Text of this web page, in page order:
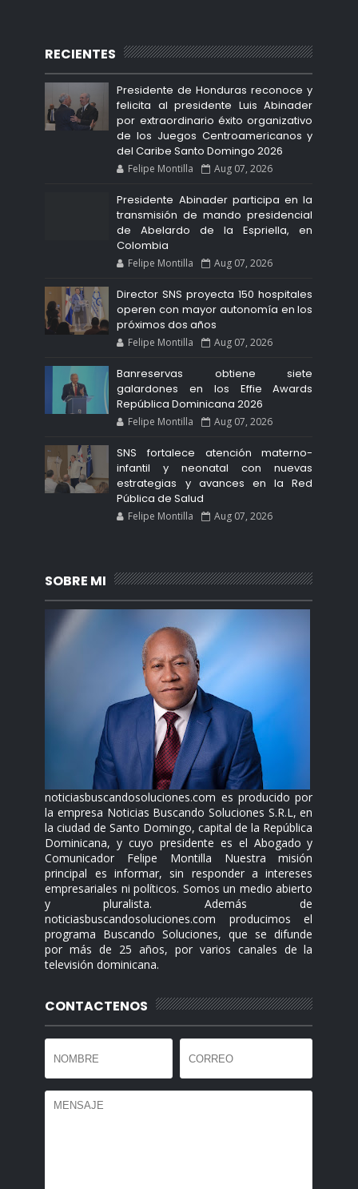
RECIENTES
Presidente de Honduras reconoce y
felicita al presidente Luis Abinader
por extraordinario éxito organizativo
de los Juegos Centroamericanos y
del Caribe Santo Domingo 2026
Felipe Montilla Aug 07, 2026
Presidente Abinader participa en la
transmisión de mando presidencial
de Abelardo de la Espriella, en
Colombia
Felipe Montilla Aug 07, 2026
Director SNS proyecta 150 hospitales
operen con mayor autonomía en los
próximos dos años
Felipe Montilla Aug 07, 2026
Banreservas obtiene siete
galardones en los Effie Awards
República Dominicana 2026
Felipe Montilla Aug 07, 2026
SNS fortalece atención materno-
infantil y neonatal con nuevas
estrategias y avances en la Red
Pública de Salud
Felipe Montilla Aug 07, 2026
SOBRE MI
noticiasbuscandosoluciones.com es producido por
la empresa Noticias Buscando Soluciones S.R.L, en
la ciudad de Santo Domingo, capital de la República
Dominicana, y cuyo presidente es el Abogado y
Comunicador Felipe Montilla Nuestra misión
principal es informar, sin responder a intereses
empresariales ni políticos. Somos un medio abierto
y pluralista. Además de
noticiasbuscandosoluciones.com producimos el
programa Buscando Soluciones, que se difunde
por más de 25 años, por varios canales de la
televisión dominicana.
CONTACTENOS